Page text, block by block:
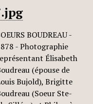
BOUDREAU -
- Photographie
Élisabeth
(épouse de
Bujold), Brigitte
(Soeur Ste-